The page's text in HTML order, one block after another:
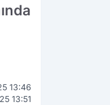
13:46
13:51